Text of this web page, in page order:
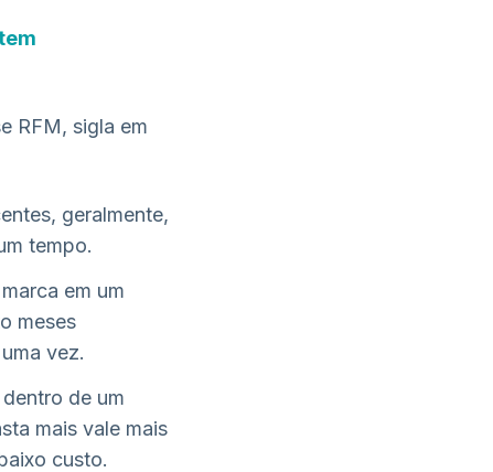
RFM, sigla em
geralmente,
tempo.
em um
meses
vez.
de um
mais vale mais
custo.